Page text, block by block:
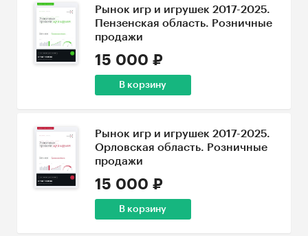
Рынок игр и игрушек 2017-2025.
Пензенская область. Розничные
продажи
15 000 ₽
В корзину
Рынок игр и игрушек 2017-2025.
Орловская область. Розничные
продажи
15 000 ₽
В корзину